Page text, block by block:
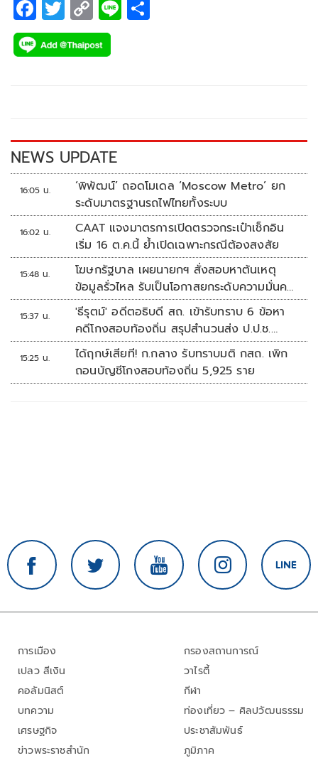
F
ac
e
k
T
wi
tt
C
o
p
k
Li
NEWS UPDATE
16:05 น.
‘พิพัฒน์’ ถอดโมเดล ‘Moscow Metro’ ยก
ระดับมาตรฐานรถไฟไทยทั้งระบบ
16:02 น.
CAAT แจงมาตรการเปิดตรวจกระเป๋าเช็กอิน
เริ่ม 16 ต.ค.นี้ ย้ำเปิดเฉพาะกรณีต้องสงสัย
15:48 น.
โฆษกรัฐบาล เผยนายกฯ สั่งสอบหาต้นเหตุ
ข้อมูลรั่วไหล รับเป็นโอกาสยกระดับความมั่นคง
ปลอดภัยข้อมูลภาครัฐทั้งระบบ
15:37 น.
'ธีรุตม์' อดีตอธิบดี สถ. เข้ารับทราบ 6 ข้อหา
คดีโกงสอบท้องถิ่น สรุปสำนวนส่ง ป.ป.ช.
สัปดาห์หน้า
15:25 น.
ได้ฤกษ์เสียที! ก.กลาง รับทราบมติ กสถ. เพิก
ถอนบัญชีโกงสอบท้องถิ่น 5,925 ราย
การเมือง
เปลว สีเงิน
คอลัมนิสต์
บทความ
เศรษฐกิจ
ข่าวพระราชสำนัก
กรองสถานการณ์
วาไรตี้
กีฬา
ท่องเที่ยว – ศิลปวัฒนธรรม
ประชาสัมพันธ์
ภูมิภาค